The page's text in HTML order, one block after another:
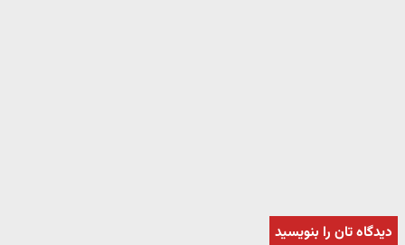
دیدگاه تان را بنویسید